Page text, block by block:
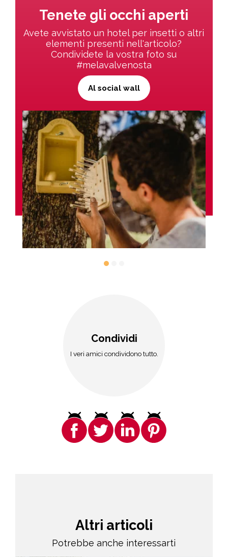
Tenete gli occhi aperti
Avete avvistato un hotel per insetti o altri
elementi presenti nell'articolo?
Condividete la vostra foto su
#melavalvenosta
Al social wall
Condividi
I veri amici condividono tutto.
Altri articoli
Potrebbe anche interessarti